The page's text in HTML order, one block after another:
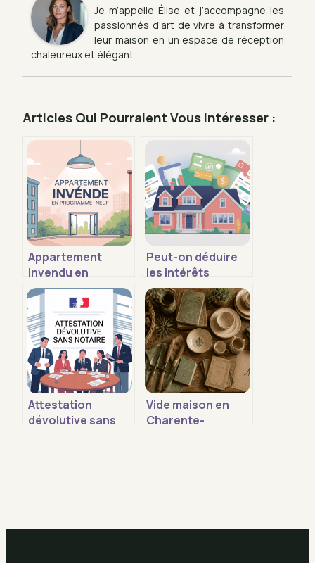
Je m’appelle Élise et j’accompagne les
passionnés d’art de vivre à transformer
leur maison en un espace de réception
chaleureux et élégant.
Articles Qui Pourraient Vous Intéresser :
Appartement
invendu en
programme neuf
comment réagir et
que négocier
Peut-on déduire
les intérêts
d’emprunt pour
une résidence
principale en 2025
Attestation
dévolutive sans
Vide maison en
Charente-